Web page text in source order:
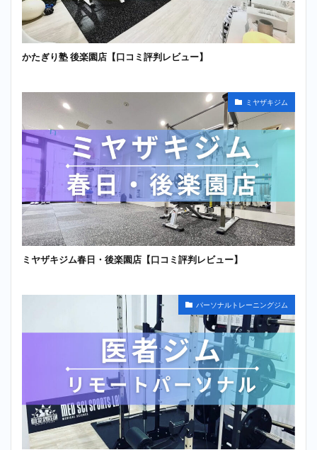
かたぎり塾 後楽園店【口コミ評判レビュー】
ミヤザキジム
ミヤザキジム春日・後楽園店【口コミ評判レビュー】
パーソナルトレーニングジム